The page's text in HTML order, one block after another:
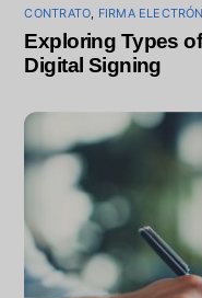
CONTRATO, FIRMA
Exploring Types
Digital Signing